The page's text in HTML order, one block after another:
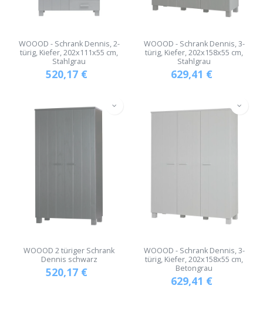
WOOOD - Schrank Dennis, 2-
türig, Kiefer, 202x111x55 cm,
Stahlgrau
520,17 €
WOOOD - Schrank Dennis, 3-
türig, Kiefer, 202x158x55 cm,
Stahlgrau
629,41 €
WOOOD 2 türiger Schrank
Dennis schwarz
520,17 €
WOOOD - Schrank Dennis, 3-
türig, Kiefer, 202x158x55 cm,
Betongrau
629,41 €